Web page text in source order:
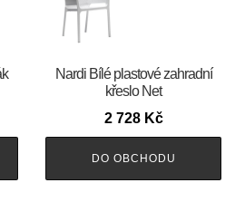
Nardi Bílé plastové zahradní
křeslo Net
2 728 Kč
DO OBCHODU